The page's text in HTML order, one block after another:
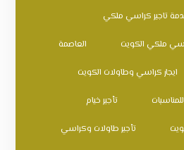
تاجير كراسي ملكي
ملكي الكويت العاصمة
ايجار كراسي وطاولات الكويت
تأجير خيام
تأجير طاولات وكراسي